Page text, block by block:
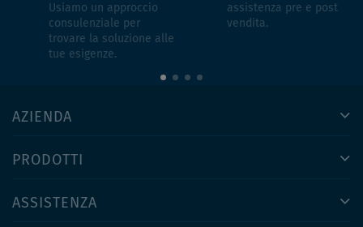
Usiamo un approccio
consulenziale per
trovare la soluzione alle
tue esigenze.
assistenza pre e post
vendita.
AZIENDA
PRODOTTI
ASSISTENZA